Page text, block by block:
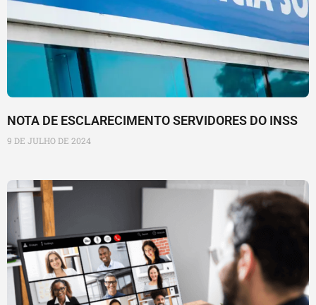
NOTA DE ESCLARECIMENTO SERVIDORES DO INSS
9 DE JULHO DE 2024